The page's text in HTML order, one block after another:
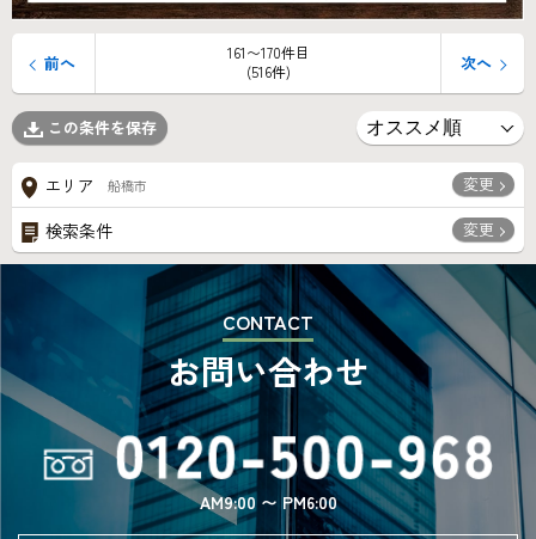
161〜170件目
(516件)
前へ 次へ
この条件を保存
エリア 船橋市 変更
検索条件 変更
CONTACT
お問い合わせ
AM9:00 〜 PM6:00